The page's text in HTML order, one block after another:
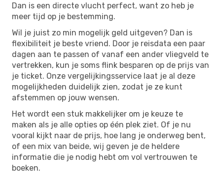
Dan is een directe vlucht perfect, want zo heb je
meer tijd op je bestemming.
Wil je juist zo min mogelijk geld uitgeven? Dan is
flexibiliteit je beste vriend. Door je reisdata een paar
dagen aan te passen of vanaf een ander vliegveld te
vertrekken, kun je soms flink besparen op de prijs van
je ticket. Onze vergelijkingsservice laat je al deze
mogelijkheden duidelijk zien, zodat je ze kunt
afstemmen op jouw wensen.
Het wordt een stuk makkelijker om je keuze te
maken als je alle opties op één plek ziet. Of je nu
vooral kijkt naar de prijs, hoe lang je onderweg bent,
of een mix van beide, wij geven je de heldere
informatie die je nodig hebt om vol vertrouwen te
boeken.